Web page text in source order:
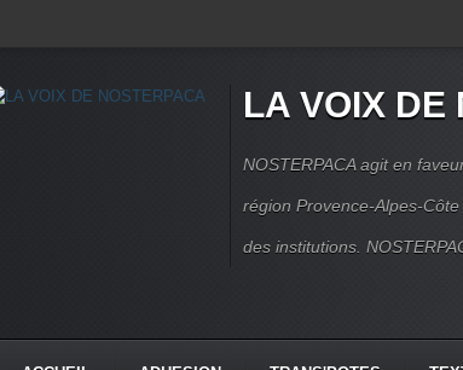
LA VOIX DE
NOSTERPACA agit en
région Provence-Alpes-
des institutions.